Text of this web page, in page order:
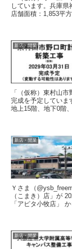
しています。兵庫県
店舗面積：1,853平
新店・開業
「（仮称）東村山
完成を予定していま
地上15階、地下0階
新店・開業
Ｙさま（@ysb_freeman）です。 「
（こまき）店」が
新店・開業